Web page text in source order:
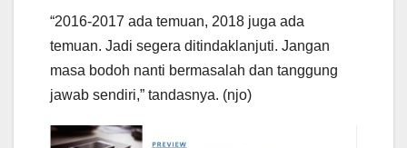
“2016-2017 ada temuan, 2018 juga ada
temuan. Jadi segera ditindaklanjuti. Jangan
masa bodoh nanti bermasalah dan tanggung
jawab sendiri,” tandasnya. (njo)